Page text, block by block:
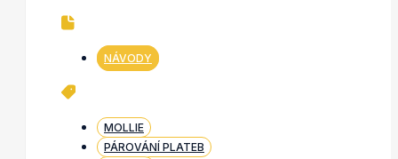
NÁVODY
MOLLIE
PÁROVÁNÍ PLATEB